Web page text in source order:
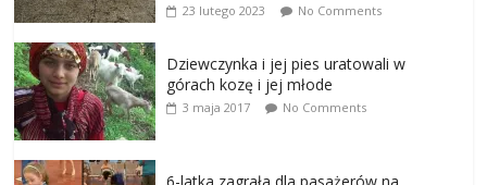
23 lutego 2023 No Comments
Dziewczynka i jej pies uratowali w
górach kozę i jej młode
3 maja 2017 No Comments